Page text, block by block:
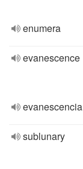
enumera
evanescence
evanescencia
sublunary